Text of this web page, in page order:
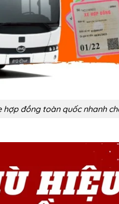
hợp đồng toàn quốc nhanh